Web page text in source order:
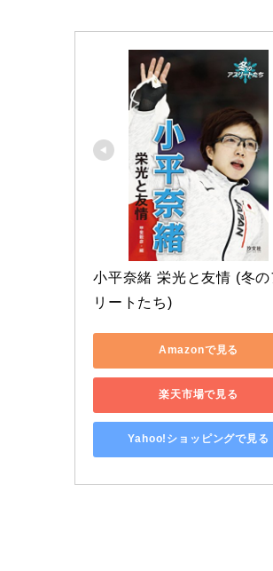
小平奈緒 栄光と友情 (冬の
リートたち)
Amazonで見る
楽天市場で見る
Yahoo!ショッピングで見る